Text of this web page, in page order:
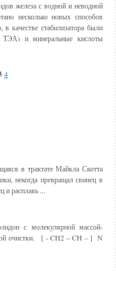
железа с водной и неводной
несколько новых способов
качестве стабилизатора были
ТЭА) и минеральные кислоты
4
в трактате Майкла Скотта
некогда превращал свинец в
и расплавь ...
с молекулярной массой-
очистки. [ - CH2 – CH – ] N